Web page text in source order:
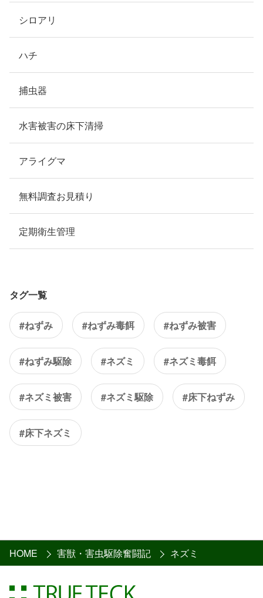
シロアリ
ハチ
捕虫器
水害被害の床下清掃
アライグマ
無料調査お見積り
定期衛生管理
タグ一覧
#ねずみ #ねずみ毒餌 #ねずみ被害
#ねずみ駆除 #ネズミ #ネズミ毒餌
#ネズミ被害 #ネズミ駆除 #床下ねずみ
#床下ネズミ
HOME 害獣・害虫駆除奮闘記 ネズミ